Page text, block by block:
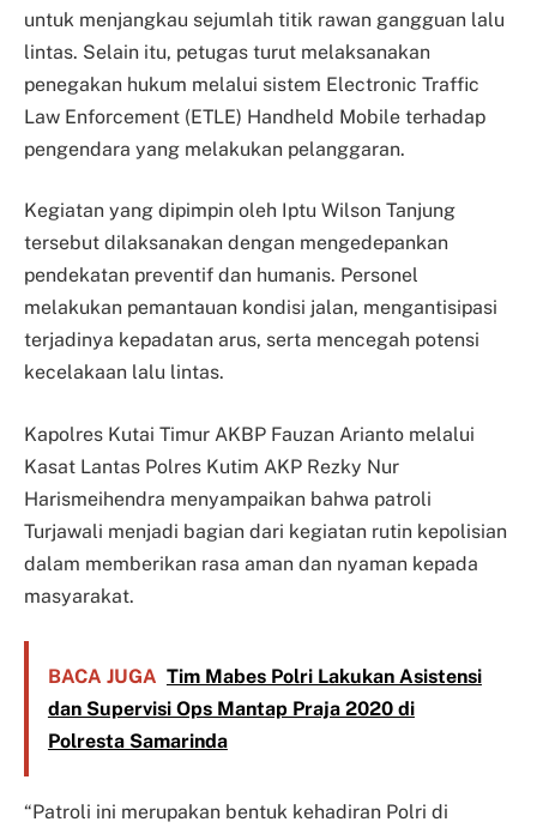
untuk menjangkau sejumlah titik rawan gangguan lalu
lintas. Selain itu, petugas turut melaksanakan
penegakan hukum melalui sistem Electronic Traffic
Law Enforcement (ETLE) Handheld Mobile terhadap
pengendara yang melakukan pelanggaran.
Kegiatan yang dipimpin oleh Iptu Wilson Tanjung
tersebut dilaksanakan dengan mengedepankan
pendekatan preventif dan humanis. Personel
melakukan pemantauan kondisi jalan, mengantisipasi
terjadinya kepadatan arus, serta mencegah potensi
kecelakaan lalu lintas.
Kapolres Kutai Timur AKBP Fauzan Arianto melalui
Kasat Lantas Polres Kutim AKP Rezky Nur
Harismeihendra menyampaikan bahwa patroli
Turjawali menjadi bagian dari kegiatan rutin kepolisian
dalam memberikan rasa aman dan nyaman kepada
masyarakat.
BACA JUGA Tim Mabes Polri Lakukan Asistensi
dan Supervisi Ops Mantap Praja 2020 di
Polresta Samarinda
“Patroli ini merupakan bentuk kehadiran Polri di